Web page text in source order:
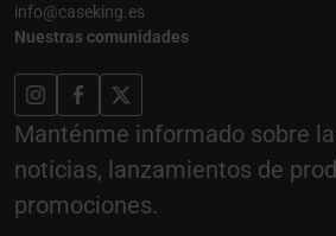
info@caseking.es
Nuestras comunidades
Manténme informado sobre
noticias, lanzamientos de
promociones.